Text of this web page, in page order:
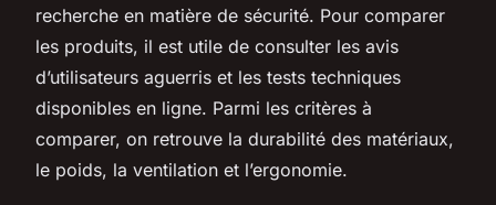
recherche en matière de sécurité. Pour comparer
les produits, il est utile de consulter les avis
d’utilisateurs aguerris et les tests techniques
disponibles en ligne. Parmi les critères à
comparer, on retrouve la durabilité des matériaux,
le poids, la ventilation et l’ergonomie.